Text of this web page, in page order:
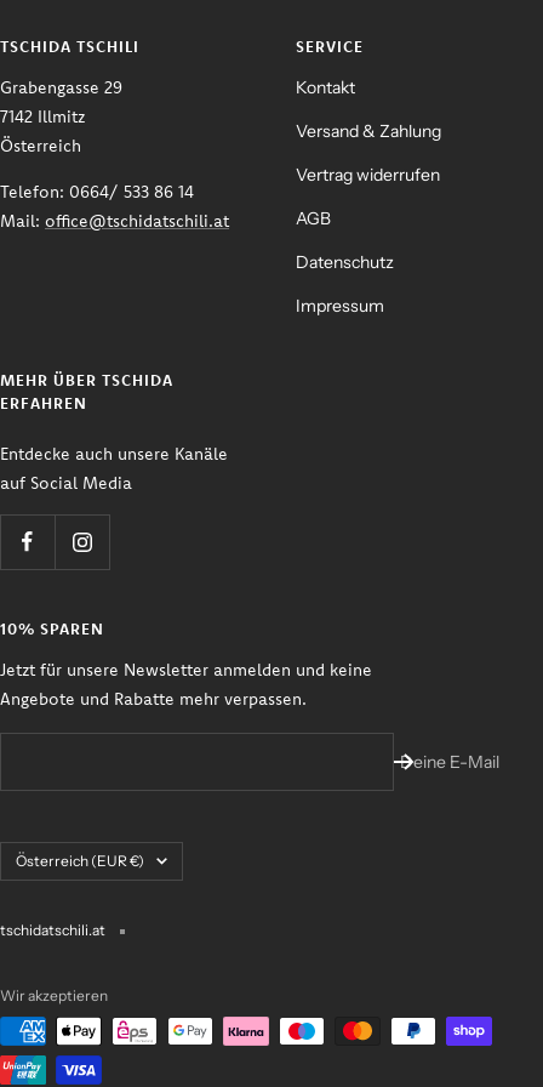
TSCHIDA TSCHILI
Grabengasse 29
7142 Illmitz
Österreich
Telefon: 0664/ 533 86 14
Mail: office@tschidatschili.at
SERVICE
Kontakt
Versand & Zahlung
Vertrag widerrufen
AGB
Datenschutz
Impressum
MEHR ÜBER TSCHIDA
ERFAHREN
Entdecke auch unsere Kanäle
auf Social Media
10% SPAREN
Jetzt für unsere Newsletter anmelden und keine
Angebote und Rabatte mehr verpassen.
Deine E-Mail
Land/Region
Österreich (EUR €)
tschidatschili.at
Wir akzeptieren